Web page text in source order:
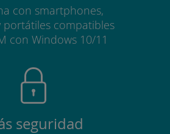
con smartphones,
portátiles compatibles
con Windows 10/11
seguridad